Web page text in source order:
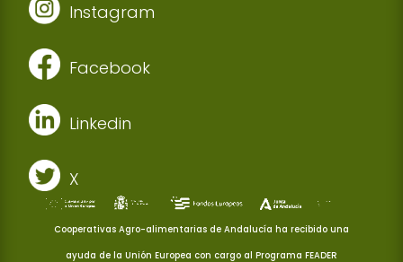
Instagram
Facebook
Linkedin
X
Cooperativas Agro-alimentarias de Andalucía ha recibido una
ayuda de la Unión Europea con cargo al Programa FEADER